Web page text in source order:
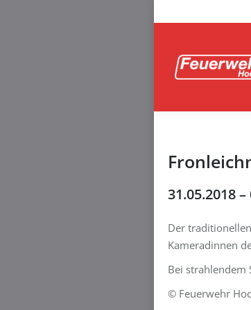
31.05.2018 –
Der
Kameradinnen
Bei strahlendem
© Feuerwehr